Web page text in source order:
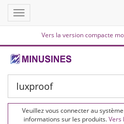
Vers la version compacte
Toggle
navigation
Veuillez vous connecter au
informations sur les produits.Vers